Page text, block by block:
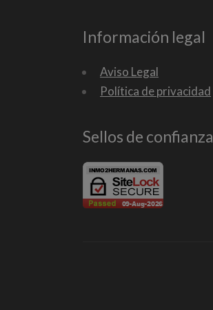
Información legal
Aviso Legal
Política de privacidad
Sellos de confianza